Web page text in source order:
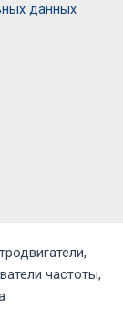
данных
частоты,